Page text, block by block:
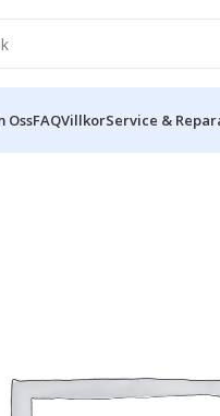
OssFAQVillkorService &